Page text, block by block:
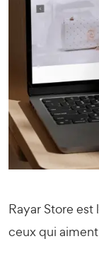
Rayar Store
ceux qui